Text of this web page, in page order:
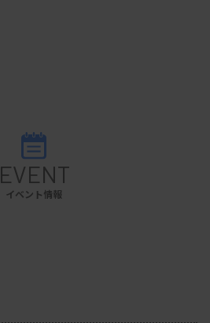
EVENT
イベント情報